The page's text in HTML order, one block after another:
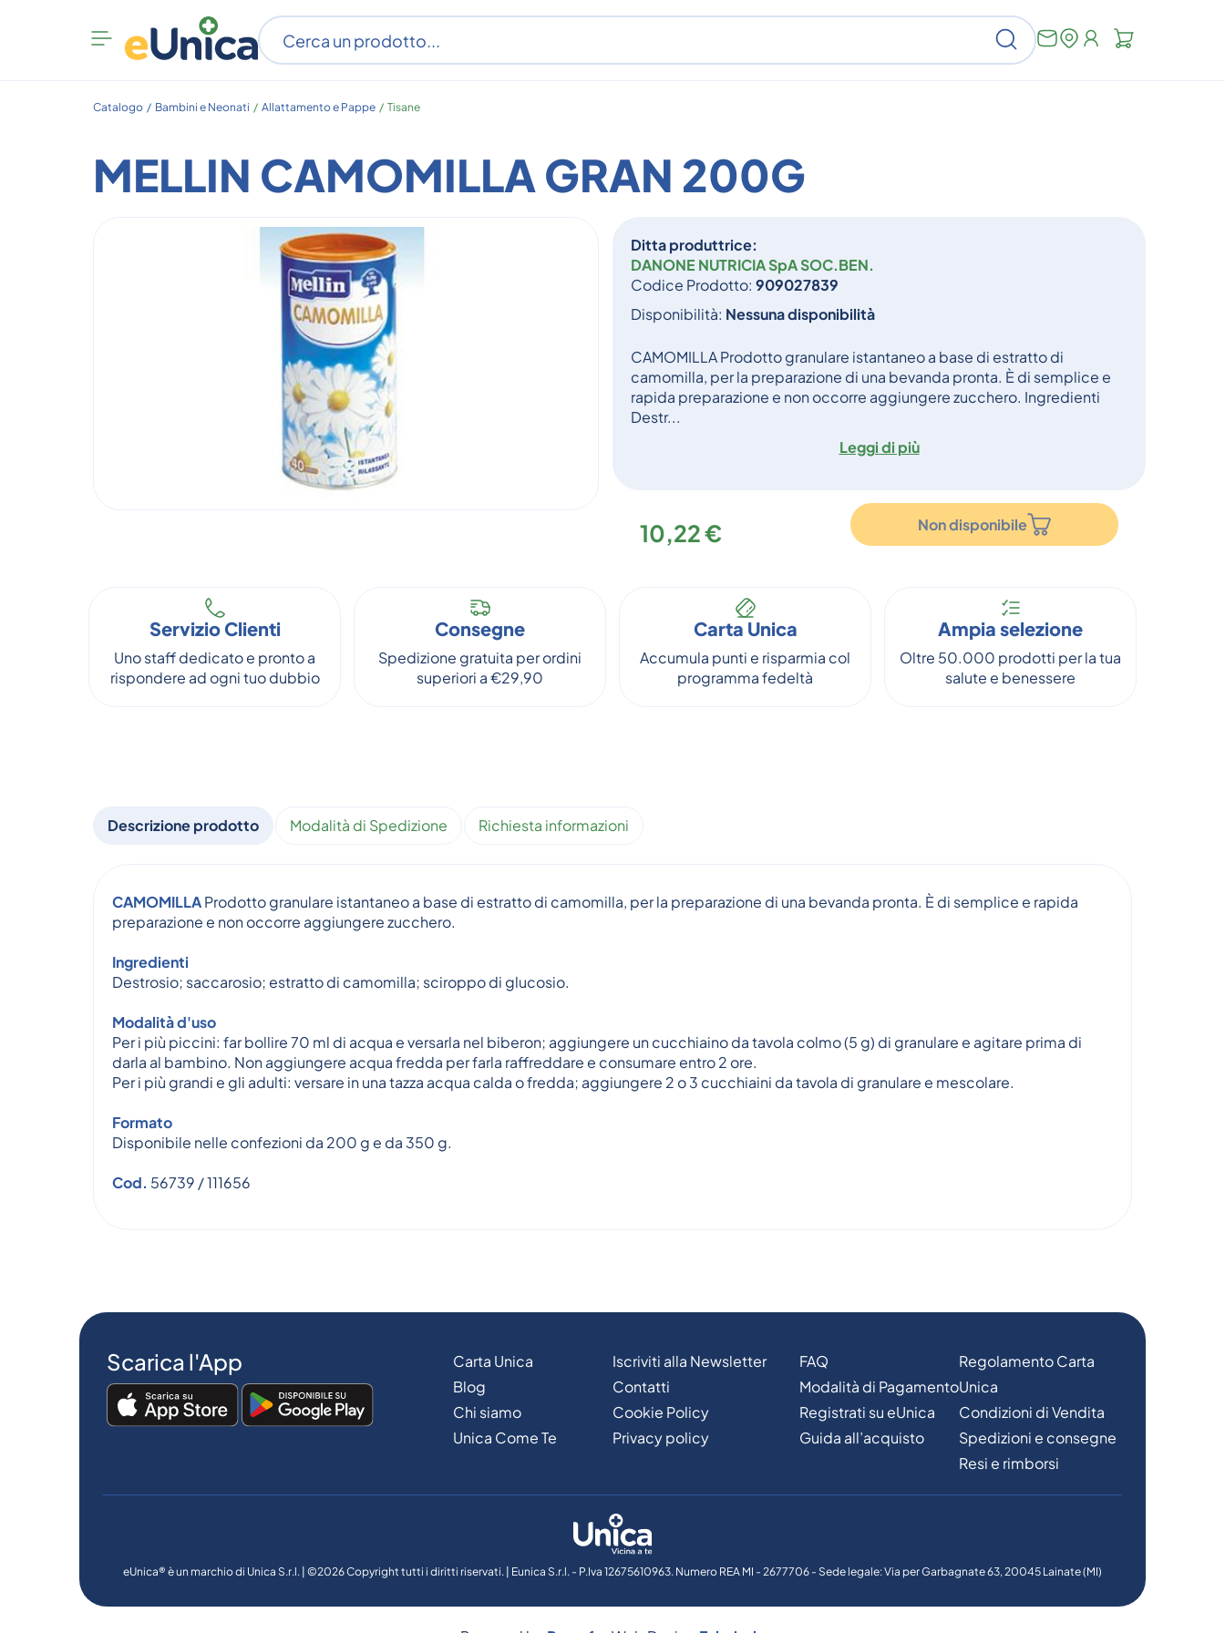
Apri
menu
Cerca
Catalogo / Bambini e Neonati / Allattamento e Pappe / Tisane
MELLIN CAMOMILLA GRAN 200G
Ditta produttrice:
DANONE NUTRICIA SpA SOC.BEN.
Codice Prodotto: 909027839
Disponibilità: Nessuna disponibilità
CAMOMILLA Prodotto granulare istantaneo a base di estratto di
camomilla, per la preparazione di una bevanda pronta. È di semplice e
rapida preparazione e non occorre aggiungere zucchero. Ingredienti
Destr...
Leggi di più
10,22 € Non disponibile
Servizio Clienti
Uno staff dedicato e pronto a
rispondere ad ogni tuo dubbio
Consegne
Spedizione gratuita per ordini
superiori a €29,90
Carta Unica
Accumula punti e risparmia col
programma fedeltà
Ampia selezione
Oltre 50.000 prodotti per la tua
salute e benessere
Descrizione prodotto Modalità di Spedizione Richiesta informazioni
CAMOMILLAProdotto granulare istantaneo a base di estratto di camomilla, per la preparazione di una bevanda pronta. È di semplice e rapida
preparazione e non occorre aggiungere zucchero.
Ingredienti
Destrosio; saccarosio; estratto di camomilla; sciroppo di glucosio.
Modalità d'uso
Per i più piccini: far bollire 70 ml di acqua e versarla nel biberon; aggiungere un cucchiaino da tavola colmo (5 g) di granulare e agitare prima di
darla al bambino. Non aggiungere acqua fredda per farla raffreddare e consumare entro 2 ore.
Per i più grandi e gli adulti: versare in una tazza acqua calda o fredda; aggiungere 2 o 3 cucchiaini da tavola di granulare e mescolare.
Formato
Disponibile nelle confezioni da 200 g e da 350 g.
Cod. 56739 / 111656
Scarica l'App
Carta Unica
Blog
Chi siamo
Unica Come Te
Iscriviti alla Newsletter
Contatti
Cookie Policy
Privacy policy
FAQ
Modalità di Pagamento
Registrati su eUnica
Guida all’acquisto
Regolamento Carta
Unica
Condizioni di Vendita
Spedizioni e consegne
Resi e rimborsi
eUnica® è un marchio di Unica S.r.l. | ©2026 Copyright tutti i diritti riservati. | Eunica S.r.l. - P.Iva 12675610963. Numero REA MI - 2677706 - Sede legale: Via per Garbagnate 63, 20045 Lainate (MI)